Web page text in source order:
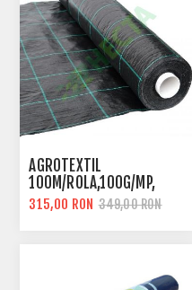
AGROTEXTIL
100M/ROLA,100G/MP,
CAROTAT
315,00 RON 349,00 RON